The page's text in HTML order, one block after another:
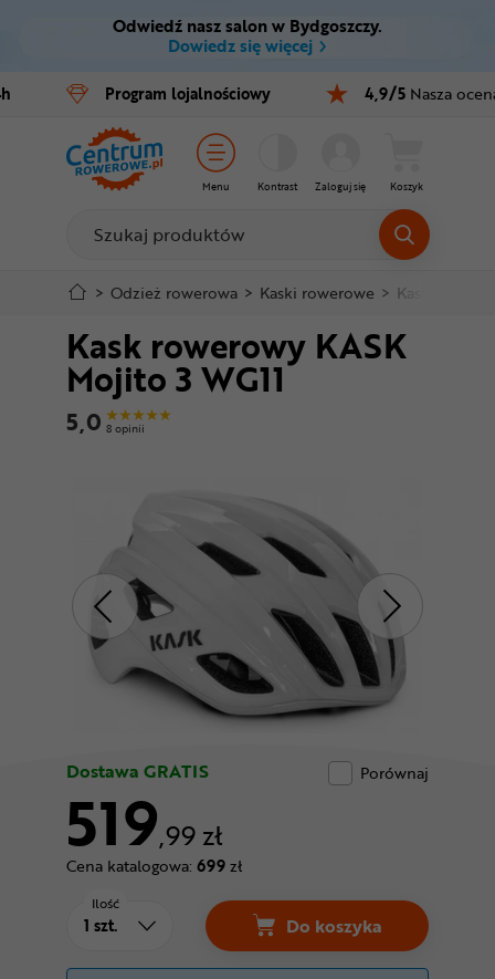
Ctrl M
Menu główne
Informacje o produkcie
Do koszyka
Szczegółowe informacje
Stopka
Mapa strony
Odwiedź nasz salon w Bydgoszczy.
Dowiedz się więcej
Program lojalnościowy 4,9/5 Nasza
Menu Kontrast Zaloguj się Koszyk
Rowery
E-bike
Części
Akcesoria
Odzież
Kaski
Buty
Nowości
Superoferta
> Odzież rowerowa > Kaski rowerowe > Kaski
Kask rowerowy KASK
Mojito 3 WG11
5,0 8 opinii
Dostawa GRATIS Porównaj
519,99 zł
Cena katalogowa: 699zł
Ilość
Do koszyka